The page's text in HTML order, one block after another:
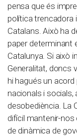
pensa que és
política trencadora
Catalans. Això ha
paper determinant
Catalunya. Si això
Generalitat, doncs
hi hagués un
nacionals i
desobediència. La
difícil mantenir-
de dinàmica de